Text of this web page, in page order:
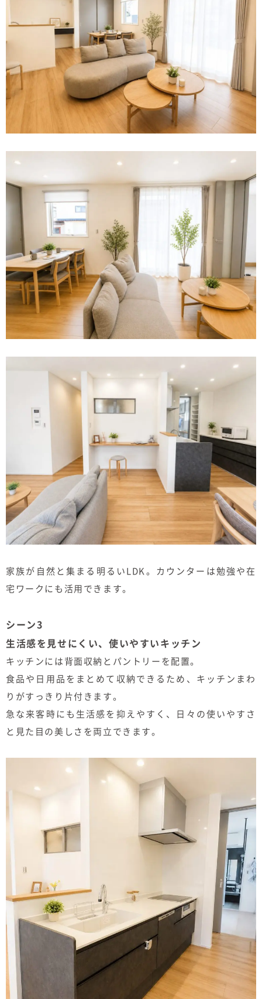
家族が自然と集まる明るいLDK。カウンターは勉強や在
宅ワークにも活用できます。
シーン3
生活感を見せにくい、使いやすいキッチン
キッチンには背面収納とパントリーを配置。
食品や日用品をまとめて収納できるため、キッチンまわ
りがすっきり片付きます。
急な来客時にも生活感を抑えやすく、日々の使いやすさ
と見た目の美しさを両立できます。